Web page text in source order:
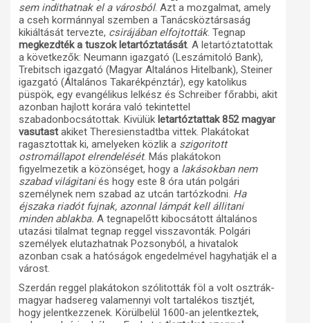
sem indithatnak el a városból. Azt a mozgalmat, amely
a cseh kormánnyal szemben a Tanácsköztársaság
kikiáltását tervezte, csirájában elfojtották. Tegnap
megkezdték a tuszok letartóztatását. A letartóztatottak
a következők: Neumann igazgató (Leszámitoló Bank),
Trebitsch igazgató (Magyar Altalános Hitelbank), Steiner
igazgató (Általános Takarékpénztár), egy katolikus
püspök, egy evangélikus lelkész és Schreiber főrabbi, akit
azonban hajlott korára való tekintettel
szabadonbocsátottak. Kivülük letartóztattak 852 magyar
vasutastakiket Theresienstadtba vittek. Plakátokat
ragasztottak ki, amelyeken közlik a szigoritott
ostromállapot elrendelését. Más plakátokon
figyelmezetik a közönséget, hogy a lakásokban nem
szabad világitaniés hogy este 8 óra után polgári
személynek nem szabad az utcán tartózkodni. Ha
éjszaka riadót fujnak, azonnal lámpát kell állitani
minden ablakba. A tegnapelőtt kibocsátott általános
utazási tilalmat tegnap reggel visszavonták. Polgári
személyek elutazhatnak Pozsonyból, a hivatalok
azonban csak a hatóságok engedelmével hagyhatják el a
várost.
Szerdán reggel plakátokon szólitották föl a volt osztrák-
magyar hadsereg valamennyi volt tartalékos tisztjét,
hogy jelentkezzenek. Körülbelül 1600-an jelentkeztek,